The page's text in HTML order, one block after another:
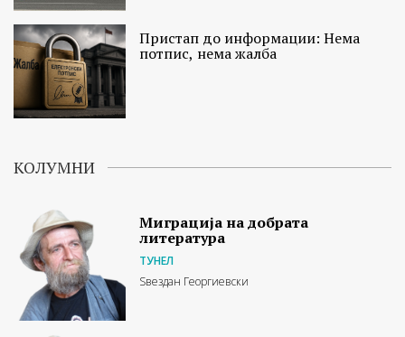
Пристап до информации: Нема
потпис, нема жалба
КОЛУМНИ
Миграција на добрата
литература
ТУНЕЛ
Ѕвездан Георгиевски